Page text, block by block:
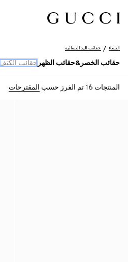
النساء حقائب اليد النسائية
حقائب الخصر&حقائب الظهر حقائب الكتف
المنتجات 16 تم الفرز حسب المقترحات